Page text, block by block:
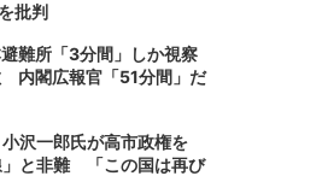
批判
難所「3分間」しか視察
内閣広報官「51分間」だ
沢一郎氏が高市政権を
」と非難 「この国は再び